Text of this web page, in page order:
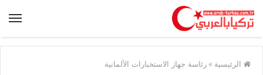
الرئيسية » رئاسة جهاز الاستخبارات الألمانية